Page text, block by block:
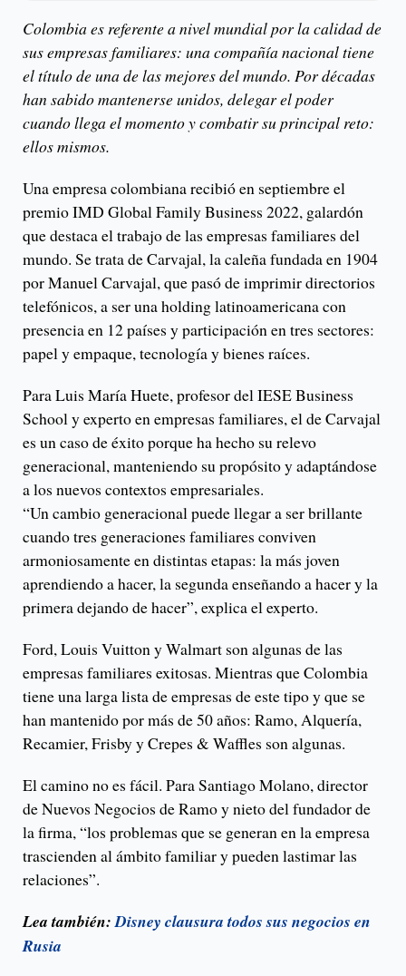
Colombia es referente a nivel mundial por la calidad de
sus empresas familiares: una compañía nacional tiene
el título de una de las mejores del mundo. Por décadas
han sabido mantenerse unidos, delegar el poder
cuando llega el momento y combatir su principal reto:
ellos mismos.
Una empresa colombiana recibió en septiembre el
premio IMD Global Family Business 2022, galardón
que destaca el trabajo de las empresas familiares del
mundo. Se trata de Carvajal, la caleña fundada en 1904
por Manuel Carvajal, que pasó de imprimir directorios
telefónicos, a ser una holding latinoamericana con
presencia en 12 países y participación en tres sectores:
papel y empaque, tecnología y bienes raíces.
Para Luis María Huete, profesor del IESE Business
School y experto en empresas familiares, el de Carvajal
es un caso de éxito porque ha hecho su relevo
generacional, manteniendo su propósito y adaptándose
a los nuevos contextos empresariales.
“Un cambio generacional puede llegar a ser brillante
cuando tres generaciones familiares conviven
armoniosamente en distintas etapas: la más joven
aprendiendo a hacer, la segunda enseñando a hacer y la
primera dejando de hacer”, explica el experto.
Ford, Louis Vuitton y Walmart son algunas de las
empresas familiares exitosas. Mientras que Colombia
tiene una larga lista de empresas de este tipo y que se
han mantenido por más de 50 años: Ramo, Alquería,
Recamier, Frisby y Crepes & Waffles son algunas.
El camino no es fácil. Para Santiago Molano, director
de Nuevos Negocios de Ramo y nieto del fundador de
la firma, “los problemas que se generan en la empresa
trascienden al ámbito familiar y pueden lastimar las
relaciones”.
Lea también:Disney clausura todos sus negocios en
Rusia